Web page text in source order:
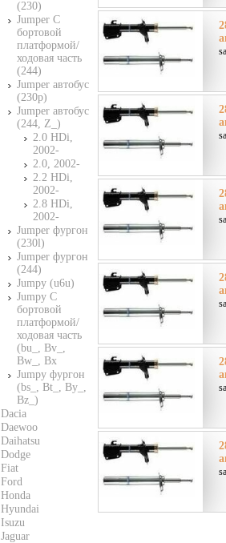
(230)
Jumper C
бортовой
платформой/
ходовая часть
(244)
Jumper автобус
(230p)
Jumper автобус
(244, Z_)
2.0 HDi,
2002-
2.0, 2002-
2.2 HDi,
2002-
2.8 HDi,
2002-
Jumper фургон
(230l)
Jumper фургон
(244)
Jumpy (u6u)
Jumpy C
бортовой
платформой/
ходовая часть
(bu_, Bv_,
Bw_, Bx
Jumpy фургон
(bs_, Bt_, By_,
Bz_)
Dacia
Daewoo
Daihatsu
Dodge
Fiat
Ford
Honda
Hyundai
Isuzu
Jaguar